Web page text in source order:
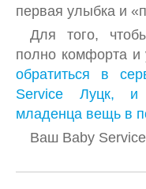
первая улыбка и
Для того,
полно комфорта и
обратиться в
Service Луцк, и
младенца вещь в
Ваш Baby